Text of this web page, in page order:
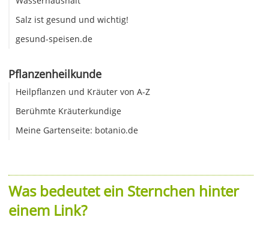
Salz ist gesund und wichtig!
gesund-speisen.de
Pflanzenheilkunde
Heilpflanzen und Kräuter von A-Z
Berühmte Kräuterkundige
Meine Gartenseite: botanio.de
Was bedeutet ein Sternchen hinter
einem Link?